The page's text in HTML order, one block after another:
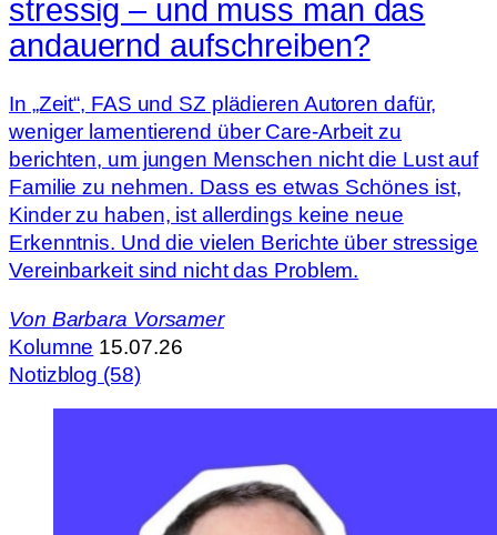
stressig – und muss man das
andauernd aufschreiben?
In „Zeit“, FAS und SZ plädieren Autoren dafür,
weniger lamentierend über Care-Arbeit zu
berichten, um jungen Menschen nicht die Lust auf
Familie zu nehmen. Dass es etwas Schönes ist,
Kinder zu haben, ist allerdings keine neue
Erkenntnis. Und die vielen Berichte über stressige
Vereinbarkeit sind nicht das Problem.
Von Barbara Vorsamer
Kolumne 15.07.26
Notizblog (58)